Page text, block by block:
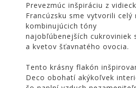
ZRKADLÁ
DOPLNKY
EXTERIÉROVÝ
NÁBYTOK
VÔNE
Prevezmúc inšpiráciu z
Francúzsku sme vytvorili celý
kombinujúcich tóny
najobľúbenejších cukroviniek
a kvetov šťavnatého ovocia.
Tento krásny flakón
Deco obohatí akýkoľvek